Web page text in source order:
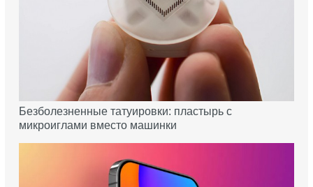
Безболезненные татуировки: пластырь с
микроиглами вместо машинки